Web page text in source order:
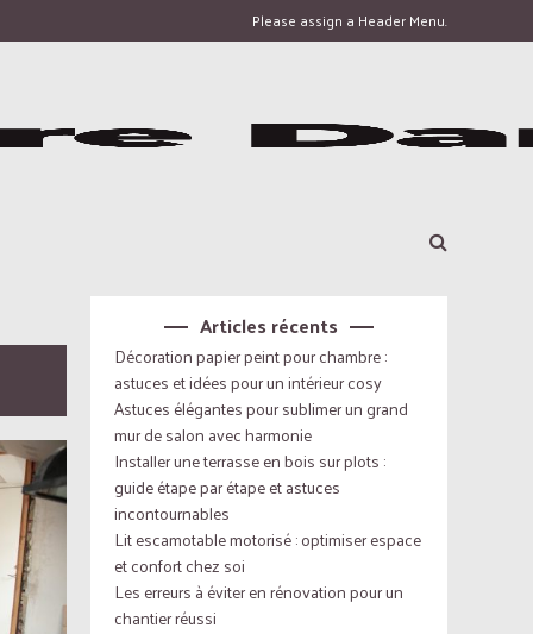
Please assign a Header Menu.
Articles récents
Décoration papier peint pour chambre :
astuces et idées pour un intérieur cosy
Astuces élégantes pour sublimer un grand
mur de salon avec harmonie
Installer une terrasse en bois sur plots :
guide étape par étape et astuces
incontournables
Lit escamotable motorisé : optimiser espace
et confort chez soi
Les erreurs à éviter en rénovation pour un
chantier réussi